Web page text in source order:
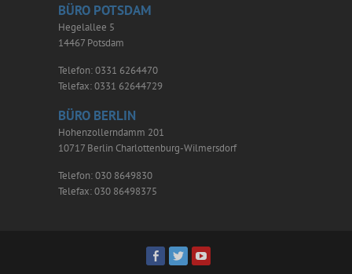
BÜRO POTSDAM
Hegelallee 5
14467 Potsdam
Telefon: 0331 6264470
Telefax: 0331 62644729
BÜRO BERLIN
Hohenzollerndamm 201
10717 Berlin Charlottenburg-Wilmersdorf
Telefon: 030 8649830
Telefax: 030 86498375